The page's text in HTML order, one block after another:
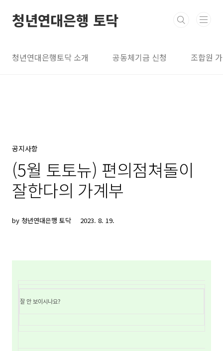
청년연대은행 토닥
청년연대은행토닥 소개 공동체기금 신청 조합원
공지사항
(5월 토토뉴) 편의점쳐돌이
잘한다의 가계부
by 청년연대은행 토닥 2023. 8. 19.
잘 안 보이시나요?